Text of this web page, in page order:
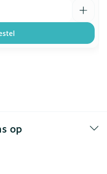
op